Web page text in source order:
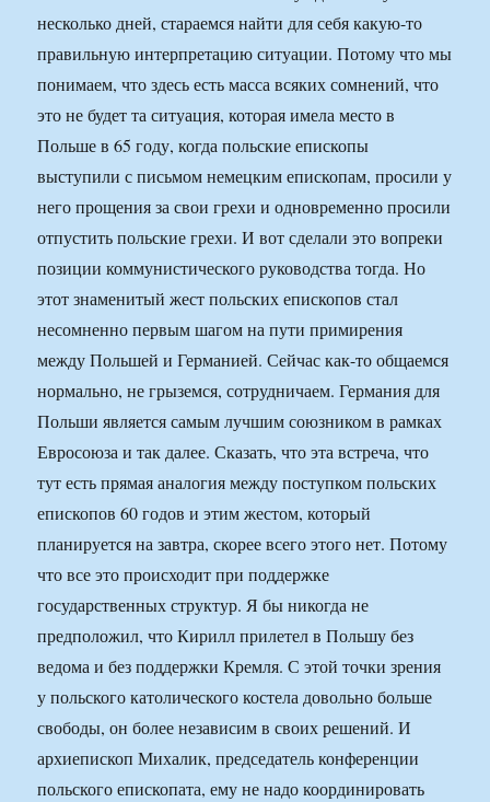
несколько дней, стараемся найти для себя какую-то
правильную интерпретацию ситуации. Потому что мы
понимаем, что здесь есть масса всяких сомнений, что
это не будет та ситуация, которая имела место в
Польше в 65 году, когда польские епископы
выступили с письмом немецким епископам, просили у
него прощения за свои грехи и одновременно просили
отпустить польские грехи. И вот сделали это вопреки
позиции коммунистического руководства тогда. Но
этот знаменитый жест польских епископов стал
несомненно первым шагом на пути примирения
между Польшей и Германией. Сейчас как-то общаемся
нормально, не грыземся, сотрудничаем. Германия для
Польши является самым лучшим союзником в рамках
Евросоюза и так далее. Сказать, что эта встреча, что
тут есть прямая аналогия между поступком польских
епископов 60 годов и этим жестом, который
планируется на завтра, скорее всего этого нет. Потому
что все это происходит при поддержке
государственных структур. Я бы никогда не
предположил, что Кирилл прилетел в Польшу без
ведома и без поддержки Кремля. С этой точки зрения
у польского католического костела довольно больше
свободы, он более независим в своих решений. И
архиепископ Михалик, председатель конференции
польского епископата, ему не надо координировать